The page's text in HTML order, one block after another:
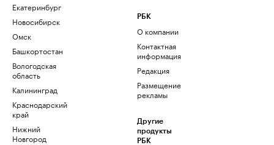
Екатеринбург
Новосибирск
Омск
Башкортостан
Вологодская
область
Калининград
Краснодарский
край
Нижний
Новгород
РБК
О компании
Контактная
информация
Редакция
Размещение
рекламы
Другие
продукты
РБК